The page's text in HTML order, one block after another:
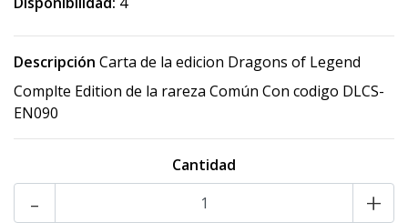
Descripción Carta de la edicion Dragons of Legend
Complte Edition de la rareza Común Con codigo DLCS-
EN090
Cantidad
+
-